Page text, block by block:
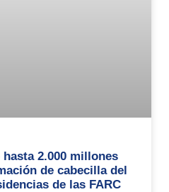
2.000 millones
de cabecilla del
de las FARC